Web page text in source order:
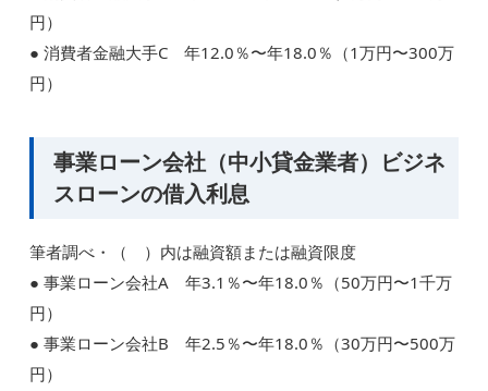
円）
● 消費者金融大手C 年12.0％〜年18.0％（1万円〜300万
円）
事業ローン会社（中小貸金業者）ビジネ
スローンの借入利息
筆者調べ・（ ）内は融資額または融資限度
● 事業ローン会社A 年3.1％〜年18.0％（50万円〜1千万
円）
● 事業ローン会社B 年2.5％〜年18.0％（30万円〜500万
円）